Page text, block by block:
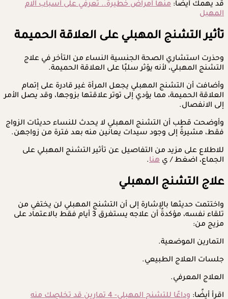
قد يهمك أيضًا: منها أمراض خطيرة.. تعرفي على أسباب آلام
المهبل
تأثير التشنج المهبلي على العلاقة الحميمة
وحذرت استشاري الصحة الجنسية النساء من التأخر في علاج
التشنج المهبلي، لأنه يؤثر سلبًا على العلاقة الحميمة.
وأضافت أن التشنج المهبلي يجعل المرأة غير قادرة على إتمام
العلاقة الحميمة، مما يؤدي إلى توتر علاقتها بزوجها، وقد يصل الأمر
إلى الانفصال.
وأوضحت قطب أن التشنج المهبلي لا يحدث للنساء حديثات الزواج
فقط، مشيرةً إلى وجود سيدات يعانين منه بعد فترة من زواجهن.
للاطلاع على مزيد من التفاصيل عن تأثير التشنج المهبلي على
الجماع، اضغط / ي هنا.
علاج التشنج المهبلي
واختتمت حديثها بالإشارة إلى أن التشنج المهبلي لن يختفي من
تلقاء نفسه، مؤكدةً أن علاجه يستغرق 3 أيام فقط بالاعتماد على
مزيج من:
التمارين الموضعية.
جلسات العلاج الطبيعي.
العلاج المعرفي.
اقرأ أيضًا: وداعًا للتشنج المهبلي- 4 تمارين قد تخلصِك منه